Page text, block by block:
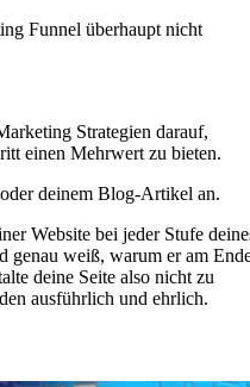
Funnel überhaupt nicht
Strategien darauf,
einen Mehrwert zu bieten.
deinem Blog-Artikel an.
Website bei jeder Stufe
genau weiß, warum er am
deine Seite also nicht zu
ausführlich und ehrlich.